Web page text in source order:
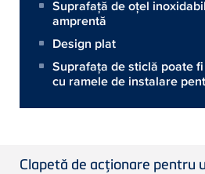
Suprafaţă de oţel
amprentă
Design plat
Suprafaţa de sticlă poate
cu ramele de instalare
Clapetă de acţionare pentru